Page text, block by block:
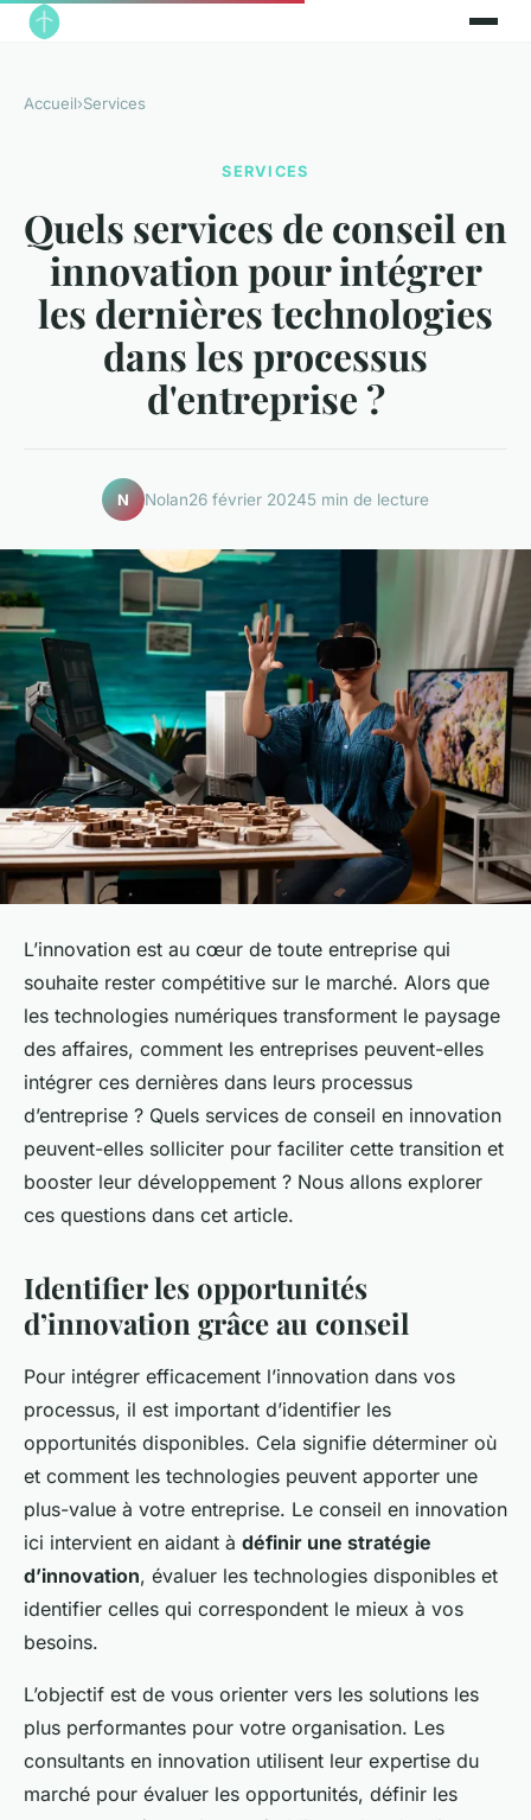
Accueil›Services
SERVICES
Quels services de conseil en
innovation pour intégrer
les dernières technologies
dans les processus
d'entreprise ?
N Nolan26 février 20245 min de lecture
L’innovation est au cœur de toute entreprise qui
souhaite rester compétitive sur le marché. Alors que
les technologies numériques transforment le paysage
des affaires, comment les entreprises peuvent-elles
intégrer ces dernières dans leurs processus
d’entreprise ? Quels services de conseil en innovation
peuvent-elles solliciter pour faciliter cette transition et
booster leur développement ? Nous allons explorer
ces questions dans cet article.
Identifier les opportunités
d’innovation grâce au conseil
Pour intégrer efficacement l’innovation dans vos
processus, il est important d’identifier les
opportunités disponibles. Cela signifie déterminer où
et comment les technologies peuvent apporter une
plus-value à votre entreprise. Le conseil en innovation
ici intervient en aidant à définir une stratégie
d’innovation, évaluer les technologies disponibles et
identifier celles qui correspondent le mieux à vos
besoins.
L’objectif est de vous orienter vers les solutions les
plus performantes pour votre organisation. Les
consultants en innovation utilisent leur expertise du
marché pour évaluer les opportunités, définir les